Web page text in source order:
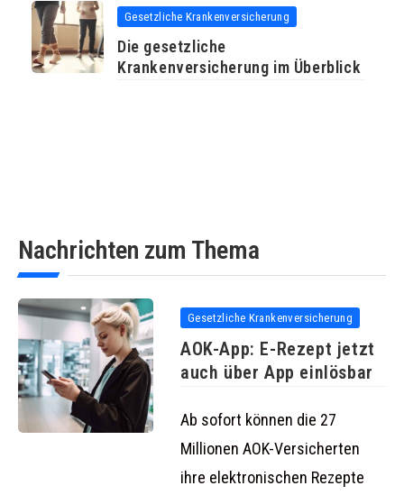
Gesetzliche Krankenversicherung
Die gesetzliche
Krankenversicherung im Überblick
Nachrichten zum Thema
Gesetzliche Krankenversicherung
AOK-App: E-Rezept jetzt
auch über App einlösbar
Ab sofort können die 27
Millionen AOK-Versicherten
ihre elektronischen Rezepte